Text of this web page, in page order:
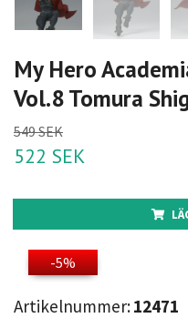
My Hero
Vol.8 Tomura
549 SEK
522 SEK
-5%
Artikelnummer:12471